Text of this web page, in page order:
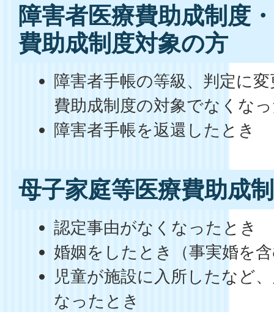
障害者医療費助成制度
費助成制度対象の方
障害者手帳の等級、判定に
費助成制度の対象でなくな
障害者手帳を返還したとき
母子家庭等医療費助成
認定事由がなくなったとき
婚姻をしたとき（事実婚を
児童が施設に入所したなど
なったとき